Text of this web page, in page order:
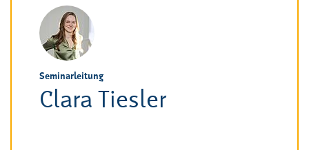
Seminarleitung
Clara Tiesler